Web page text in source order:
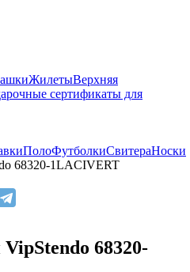
ЖилетыВерхняя
сертификаты для
ПолоФутболкиСвитераНоски
68320-1LACIVERT
68320-